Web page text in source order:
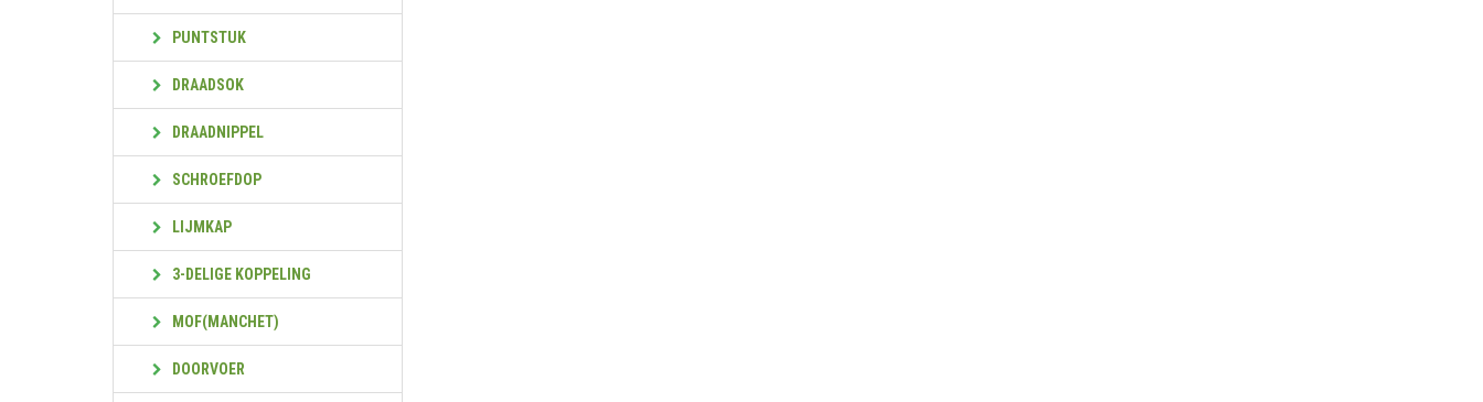
PUNTSTUK
DRAADSOK
DRAADNIPPEL
SCHROEFDOP
LIJMKAP
3-DELIGE KOPPELING
MOF(MANCHET)
DOORVOER